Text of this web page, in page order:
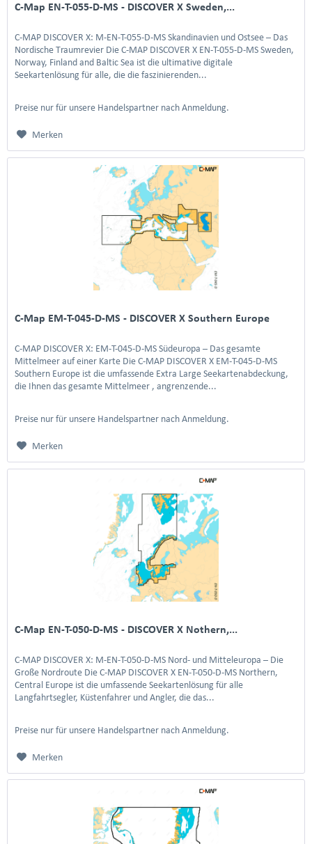
C-Map EN-T-055-D-MS - DISCOVER X Sweden,...
C-MAP DISCOVER X: M-EN-T-055-D-MS Skandinavien und Ostsee – Das
Nordische Traumrevier Die C-MAP DISCOVER X EN-T-055-D-MS Sweden,
Norway, Finland and Baltic Sea ist die ultimative digitale
Seekartenlösung für alle, die die faszinierenden...
Preise nur für unsere Handelspartner nach Anmeldung.
Merken
C-Map EM-T-045-D-MS - DISCOVER X Southern Europe
C-MAP DISCOVER X: EM-T-045-D-MS Südeuropa – Das gesamte
Mittelmeer auf einer Karte Die C-MAP DISCOVER X EM-T-045-D-MS
Southern Europe ist die umfassende Extra Large Seekartenabdeckung,
die Ihnen das gesamte Mittelmeer , angrenzende...
Preise nur für unsere Handelspartner nach Anmeldung.
Merken
C-Map EN-T-050-D-MS - DISCOVER X Nothern,...
C-MAP DISCOVER X: M-EN-T-050-D-MS Nord- und Mitteleuropa – Die
Große Nordroute Die C-MAP DISCOVER X EN-T-050-D-MS Northern,
Central Europe ist die umfassende Seekartenlösung für alle
Langfahrtsegler, Küstenfahrer und Angler, die das...
Preise nur für unsere Handelspartner nach Anmeldung.
Merken